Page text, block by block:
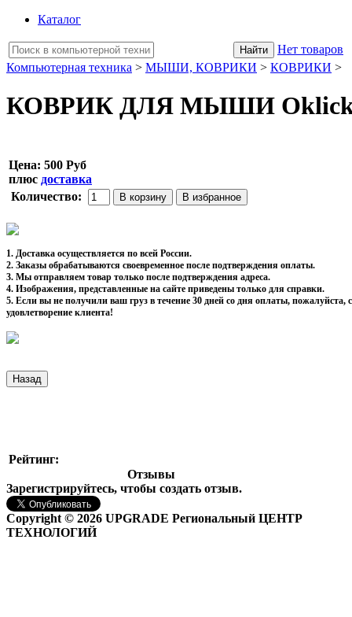
Каталог
Нет товаров
Компьютерная техника > МЫШИ, КОВРИКИ > КОВРИКИ >
КОВРИК ДЛЯ МЫШИ Oklick
Цена: 500 Руб
плюс доставка
Количество:
1. Доставка осуществляется по всей России.
2. Заказы обрабатываются своевременное после подтверждения оплаты.
3. Мы отправляем товар только после подтверждения адреса.
4. Изображения, представленные на сайте приведены только для справки.
5. Если вы не получили ваш груз в течение 30 дней со дня оплаты,
удовлетворение клиента!
Рейтинг:
Отзывы
Зарегистрируйтесь, чтобы создать отзыв.
Copyright © 2026 UPGRADE Региональный ЦЕНТР
ТЕХНОЛОГИЙ